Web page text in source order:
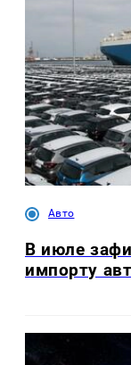
Авто
В июле
импорту